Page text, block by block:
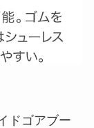
ドゴアブー